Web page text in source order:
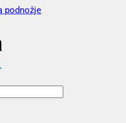
podnožje